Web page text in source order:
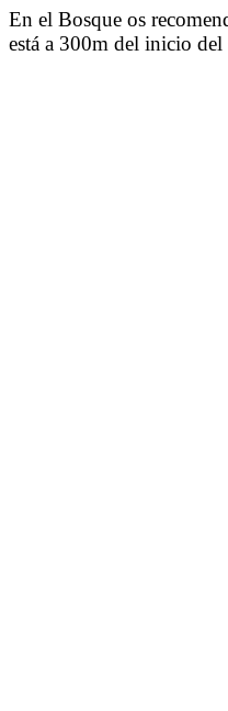
En el Bosque os
está a 300m del inicio